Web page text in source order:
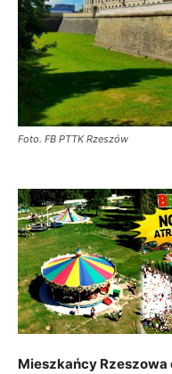
Foto. FB PTTK Rzeszów
Mieszkańcy